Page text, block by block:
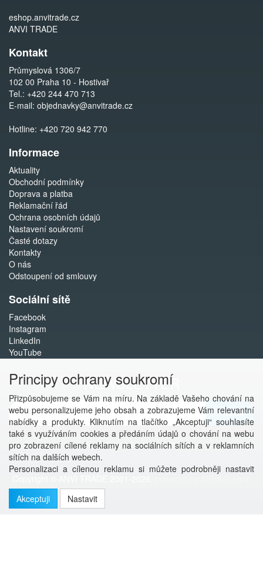
eshop.anvitrade.cz
ANVI TRADE
Kontakt
Průmyslová 1306/7
102 00 Praha 10 - Hostivař
Tel.: +420 244 470 713
E-mail: objednavky@anvitrade.cz
Hotline: +420 720 942 770
Informace
Aktuality
Obchodní podmínky
Doprava a platba
Reklamační řád
Ochrana osobních údajů
Nastavení soukromí
Časté dotazy
Kontakty
O nás
Odstoupení od smlouvy
Sociální sítě
Facebook
Instagram
LinkedIn
YouTube
NEWSLETTER
Přihlásit
Více informací o této službě
Principy ochrany soukromí
Přizpůsobujeme se Vám na míru. Na základě Vašeho chování na
webu personalizujeme jeho obsah a zobrazujeme Vám relevantní
nabídky a produkty. Kliknutím na tlačítko „Akceptuji“ souhlasíte
také s využíváním cookies a předáním údajů o chování na webu
pro zobrazení cílené reklamy na sociálních sítích a v reklamních
sítích na dalších webech.
Personalizaci a cílenou reklamu si můžete podrobněji nastavit
Akceptuji
Nastavit